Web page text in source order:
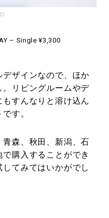
– Single ¥3,300
ザインなので、ほか
リビングルームやデ
すんなりと溶け込ん
す。
森、秋田、新潟、石
購入することができ
てみてはいかがでし